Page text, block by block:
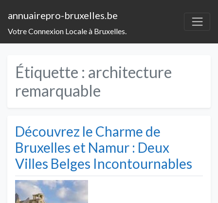
annuairepro-bruxelles.be
Votre Connexion Locale à Bruxelles.
Étiquette : architecture
remarquable
Découvrez le Charme de
Bruxelles et Namur : Deux
Villes Belges Incontournables